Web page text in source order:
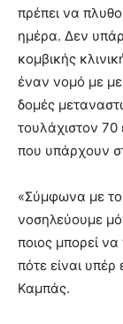
πρέπει να
ημέρα. Δεν
κομβικής
έναν νομό με
δομές
τουλάχιστον 70
που υπάρχουν
«Σύμφωνα με το
νοσηλεύουμε
ποιος μπορεί να
πότε είναι υπέρ
Καμπάς.